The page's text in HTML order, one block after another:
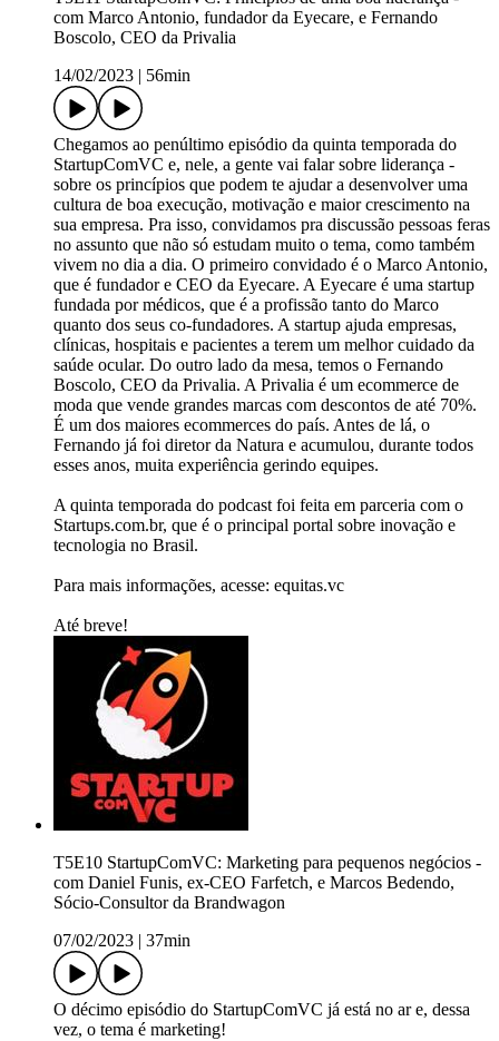
com Marco Antonio, fundador da Eyecare, e Fernando
Boscolo, CEO da Privalia
14/02/2023
56min
Chegamos ao penúltimo episódio da quinta temporada do
StartupComVC e, nele, a gente vai falar sobre liderança -
sobre os princípios que podem te ajudar a desenvolver uma
cultura de boa execução, motivação e maior crescimento na
sua empresa. Pra isso, convidamos pra discussão pessoas feras
no assunto que não só estudam muito o tema, como também
vivem no dia a dia. O primeiro convidado é o Marco Antonio,
que é fundador e CEO da Eyecare. A Eyecare é uma startup
fundada por médicos, que é a profissão tanto do Marco
quanto dos seus co-fundadores. A startup ajuda empresas,
clínicas, hospitais e pacientes a terem um melhor cuidado da
saúde ocular. Do outro lado da mesa, temos o Fernando
Boscolo, CEO da Privalia. A Privalia é um ecommerce de
moda que vende grandes marcas com descontos de até 70%.
É um dos maiores ecommerces do país. Antes de lá, o
Fernando já foi diretor da Natura e acumulou, durante todos
esses anos, muita experiência gerindo equipes.
A quinta temporada do podcast foi feita em parceria com o
Startups.com.br, que é o principal portal sobre inovação e
tecnologia no Brasil.
Para mais informações, acesse: equitas.vc
Até breve!
T5E10 StartupComVC: Marketing para pequenos negócios -
com Daniel Funis, ex-CEO Farfetch, e Marcos Bedendo,
Sócio-Consultor da Brandwagon
07/02/2023
37min
O décimo episódio do StartupComVC já está no ar e, dessa
vez, o tema é marketing!